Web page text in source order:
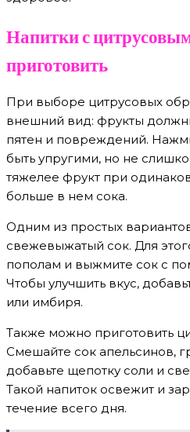
Напитки с
приготовить
При выборе цитрусовых
внешний вид: фрукты
пятен и повреждений.
быть упругими, но не
тяжелее фрукт при
больше в нем сока.
Одним из простых
свежевыжатый сок. Для
пополам и выжмите сок с
Чтобы улучшить вкус,
или имбиря.
Также можно приготовить
Смешайте сок апельсинов,
добавьте щепотку соли и
Такой напиток освежит и
течение всего дня.